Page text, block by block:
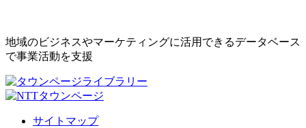
地域のビジネスやマーケティングに活用できるデータベース
で事業活動を支援
サイトマップ